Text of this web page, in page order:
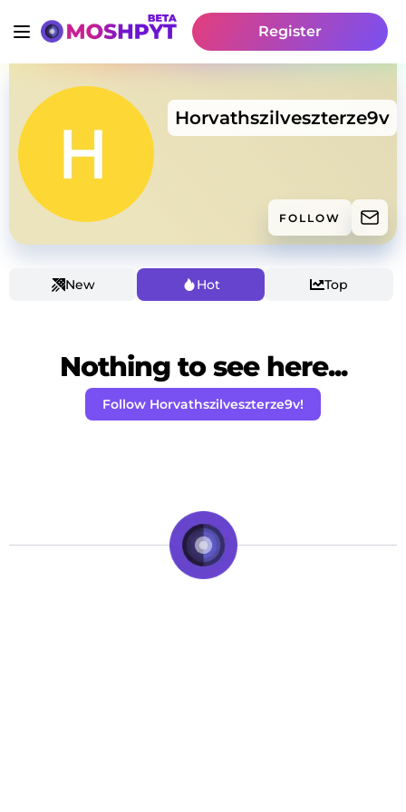
Register
Horvathszilveszterze9v
FOLLOW
New Hot Top
Nothing to see here...
Follow Horvathszilveszterze9v!